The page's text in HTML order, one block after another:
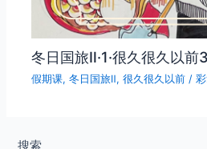
冬日国旅Ⅱ·1·很久很久以前
假期课,冬日国旅Ⅱ,很久很久以前 /
搜索